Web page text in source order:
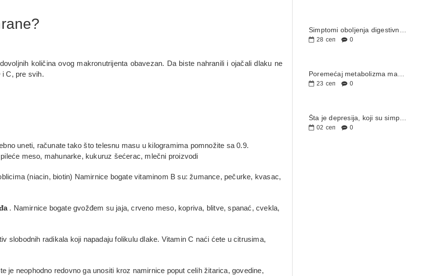
količina ovog makronutrijenta obavezan. Da biste nahranili i ojačali dlaku ne
i C, pre svih.
uneti, računate tako što telesnu masu u kilogramima pomnožite sa 0.9.
meso, mahunarke, kukuruz šećerac, mlečni proizvodi
(niacin, biotin) Namirnice bogate vitaminom B su: žumance, pečurke, kvasac,
. Namirnice bogate gvožđem su jaja, crveno meso, kopriva, blitve, spanać, cvekla,
slobodnih radikala koji napadaju folikulu dlake. Vitamin C naći ćete u citrusima,
je neophodno redovno ga unositi kroz namirnice poput celih žitarica, govedine,
28 сеп 0
23 сеп 0
02 сеп 0